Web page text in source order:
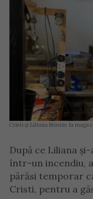
Cristi și Liliana Briniuc la
După ce Liliana
într-un incendiu,
părăsi temporar
Cristi, pentru a